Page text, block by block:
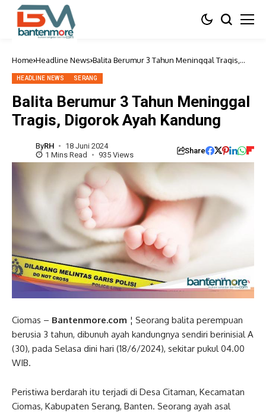
Home Headline News Balita Berumur 3 Tahun Meninggal Tragis,
HEADLINE NEWS SERANG
Balita Berumur 3 Tahun Meninggal
Tragis, Digorok Ayah Kandung
ByRH
18 Juni 2024
1 Mins Read
935 Views Share
Ciomas – Bantenmore.com ¦ Seorang balita perempuan
berusia 3 tahun, dibunuh ayah kandungnya sendiri berinisial A
(30), pada Selasa dini hari (18/6/2024), sekitar pukul 04.00
WIB.
Peristiwa berdarah itu terjadi di Desa Citaman, Kecamatan
Ciomas, Kabupaten Serang, Banten. Seorang ayah asal